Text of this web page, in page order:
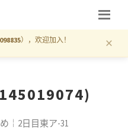
），欢迎加入！ ×
￤2日目東ア-31